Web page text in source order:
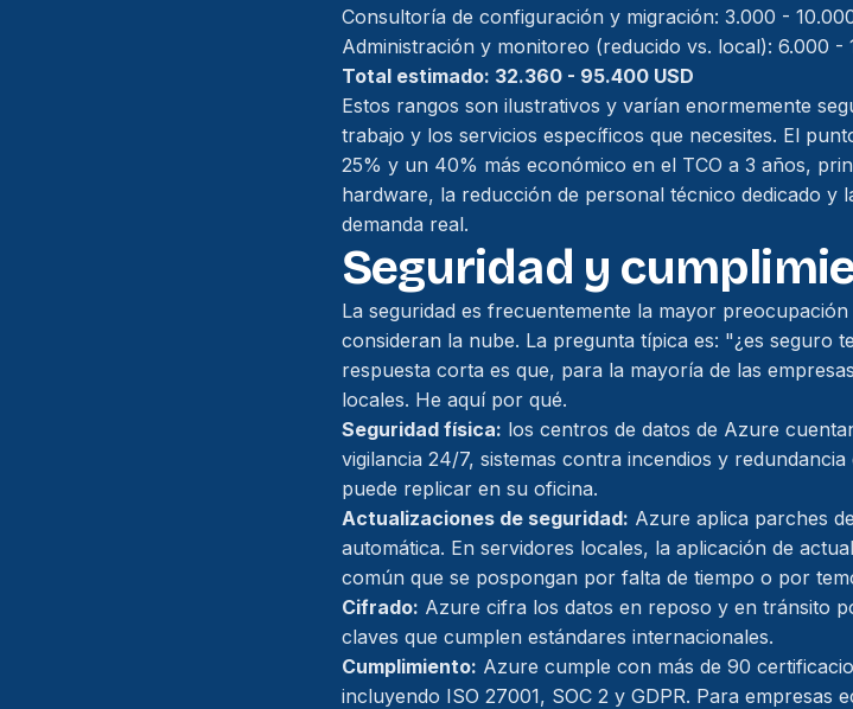
Consultoría de configuración y migración: 3.000 -
Administración y monitoreo (reducido vs. local): 6.000 -
Total estimado: 32.360 - 95.400 USD
Estos rangos son ilustrativos y varían enormemente
trabajo y los servicios específicos que necesites. El
25% y un 40% más económico en el TCO a 3 años,
hardware, la reducción de personal técnico dedicado y
demanda real.
Seguridad y
La seguridad es frecuentemente la mayor
consideran la nube. La pregunta típica es: "¿es seguro
respuesta corta es que, para la mayoría de las
locales. He aquí por qué.
Seguridad física: los centros de datos de Azure
vigilancia 24/7, sistemas contra incendios y
puede replicar en su oficina.
Actualizaciones de seguridad: Azure aplica parches
automática. En servidores locales, la aplicación de
común que se pospongan por falta de tiempo o por
Cifrado: Azure cifra los datos en reposo y en tránsito
claves que cumplen estándares internacionales.
Cumplimiento: Azure cumple con más de 90
incluyendo ISO 27001, SOC 2 y GDPR. Para empresas